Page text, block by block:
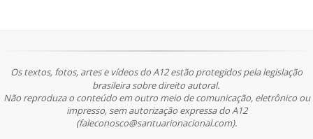
Os textos, fotos, artes e vídeos do A12 estão protegidos pela legislação
brasileira sobre direito autoral.
Não reproduza o conteúdo em outro meio de comunicação, eletrônico ou
impresso, sem autorização expressa do A12
(faleconosco@santuarionacional.com).